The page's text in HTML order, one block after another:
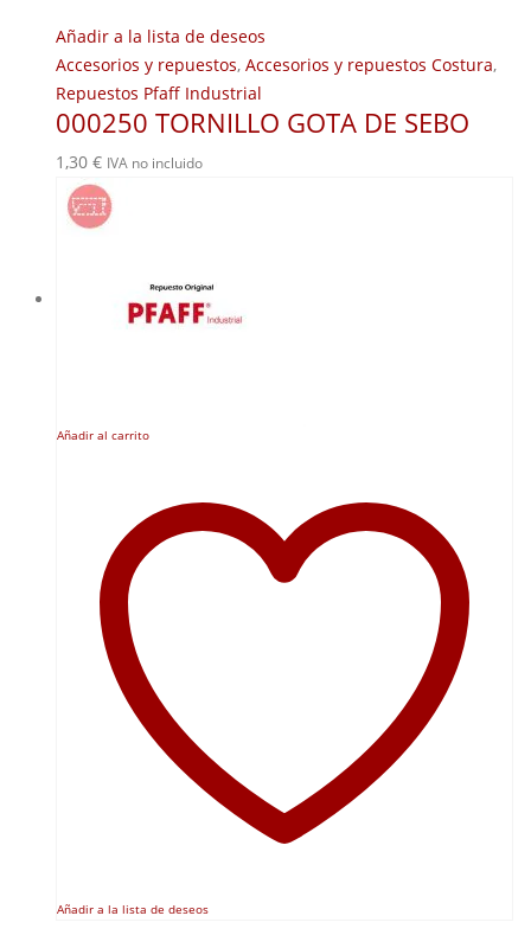
Añadir a la lista de deseos
Accesorios y repuestos, Accesorios y repuestos Costura,
Repuestos Pfaff Industrial
000250 TORNILLO GOTA DE SEBO
1,30 € IVA no incluido
Añadir al carrito
Añadir a la lista de deseos